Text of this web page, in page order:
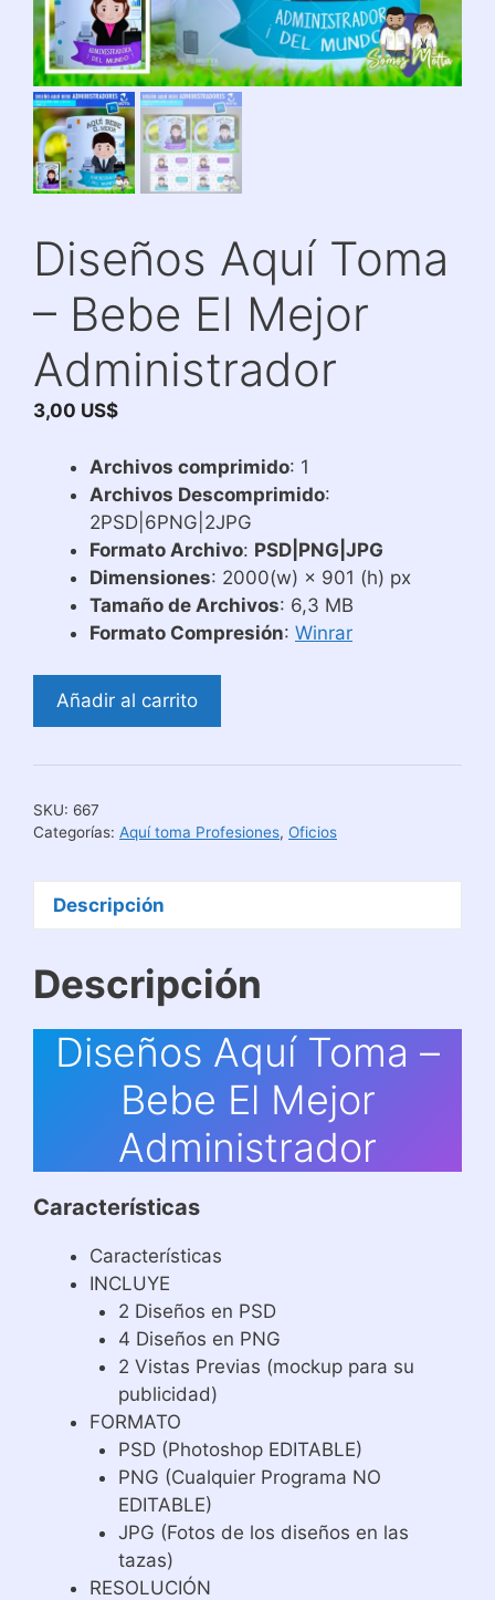
Diseños Aquí Toma
– Bebe El Mejor
Administrador
3,00 US$
Archivos comprimido: 1
Archivos Descomprimido:
2PSD|6PNG|2JPG
Formato Archivo: PSD|PNG|JPG
Dimensiones: 2000(w) × 901 (h) px
Tamaño de Archivos: 6,3 MB
Formato Compresión: Winrar
Diseños
–
El
cantidad
Añadir al carrito
SKU: 667
Categorías: Aquí toma Profesiones, Oficios
Descripción
Descripción
Diseños Aquí Toma –
Bebe El Mejor
Administrador
Características
Características
INCLUYE
2 Diseños en PSD
4 Diseños en PNG
2 Vistas Previas (mockup para su
publicidad)
FORMATO
PSD (Photoshop EDITABLE)
PNG (Cualquier Programa NO
EDITABLE)
JPG (Fotos de los diseños en las
tazas)
RESOLUCIÓN